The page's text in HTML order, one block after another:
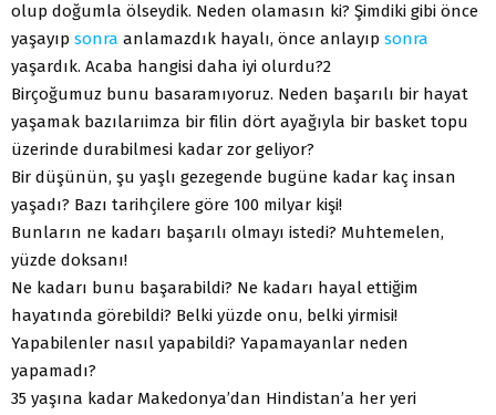
olup doğumla ölseydik. Neden olamasın ki? Şimdiki gibi önce
yaşayıp sonra anlamazdık hayalı, önce anlayıp sonra
yaşardık. Acaba hangisi daha iyi olurdu?2
Birçoğumuz bunu basaramıyoruz. Neden başarılı bir hayat
yaşamak bazılarıimza bir filin dört ayağıyla bir basket topu
üzerinde durabilmesi kadar zor geliyor?
Bir düşünün, şu yaşlı gezegende bugüne kadar kaç insan
yaşadı? Bazı tarihçilere göre 100 milyar kişi!
Bunların ne kadarı başarılı olmayı istedi? Muhtemelen,
yüzde doksanı!
Ne kadarı bunu başarabildi? Ne kadarı hayal ettiğim
hayatında görebildi? Belki yüzde onu, belki yirmisi!
Yapabilenler nasıl yapabildi? Yapamayanlar neden
yapamadı?
35 yaşına kadar Makedonya’dan Hindistan’a her yeri